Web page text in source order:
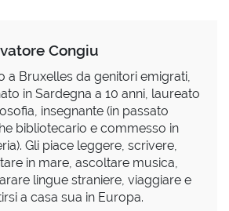
Congiu
a Bruxelles da genitori emigrati,
in Sardegna a 10 anni, laureato
insegnante (in passato
bibliotecario e commesso in
Gli piace leggere, scrivere,
in mare, ascoltare musica,
lingue straniere, viaggiare e
a casa sua in Europa.